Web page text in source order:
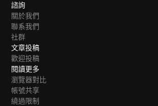
諮詢
關於我們
聯系我們
社群
文章投稿
歡迎投稿
閱讀更多
瀏覽器對比
帳號共享
繞過限制